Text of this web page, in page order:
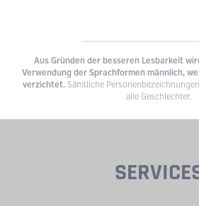
Aus Gründen der besseren Lesbarkeit
Verwendung der Sprachformen männlich,
verzichtet.Sämtliche
alle Geschlechter.